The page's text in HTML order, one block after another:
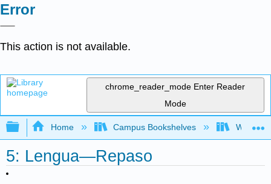
Error
This action is not available.
chrome_reader_mode Enter Reader
Mode
Expand/collapse global hierarchy
Home Campus Bookshelves
5: Lengua—Repaso